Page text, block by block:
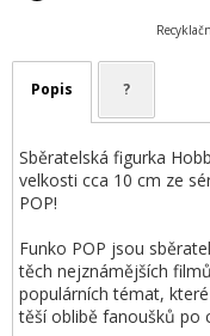
Popis ?
Sběratelská figurka
velkosti cca 10 cm ze
POP!
Funko POP jsou
těch nejznámějších
populárních témat,
těší oblibě fanoušků po